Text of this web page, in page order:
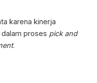
karena kinerja
dalam proses pick and
.